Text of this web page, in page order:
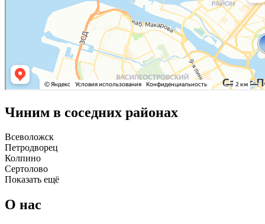
Чиним в соседних районах
Всеволожск
Петродворец
Колпино
Сертолово
Показать ещё
О нас